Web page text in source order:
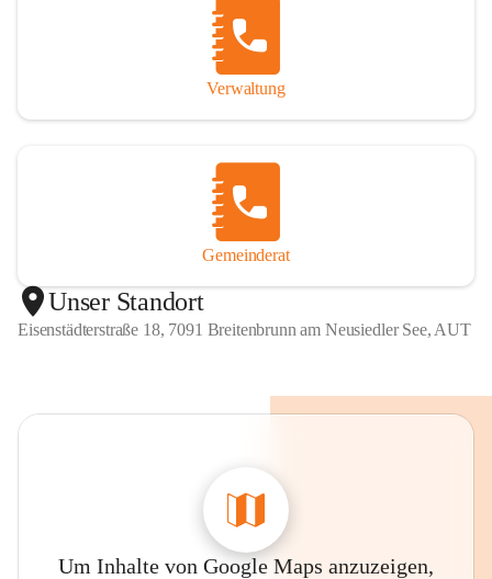
Verwaltung
Gemeinderat
Unser Standort
Eisenstädterstraße 18, 7091 Breitenbrunn am Neusiedler See, AUT
Um Inhalte von Google Maps anzuzeigen,